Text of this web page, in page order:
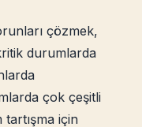
çözmek,
durumlarda
çok çeşitli
tartışma için